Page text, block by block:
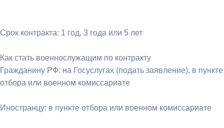
Срок контракта: 1 год, 3 года или 5 лет
Как стать военнослужащим по контракту
Гражданину РФ: на Госуслугах (подать заявление), в пункте
отбора или военном комиссариате
Иностранцу: в пункте отбора или военном комиссариате